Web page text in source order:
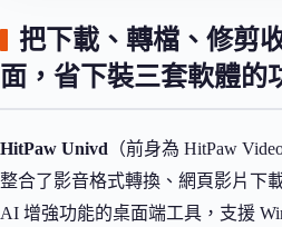
把下載、轉檔、修剪
面，省下裝三套軟體的
HitPaw Univd （前身為 HitPaw
整合了影音格式轉換、網頁影片下
AI 增強功能的桌面端工具，支援